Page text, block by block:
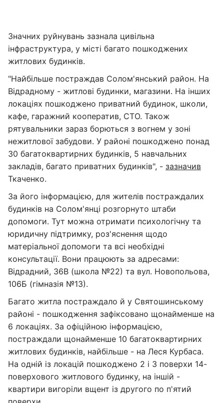
Значних руйнувань зазнала цивільна
інфраструктура, у місті багато пошкоджених
житлових будинків.
"Найбільше постраждав Солом'янський район. На
Відрадному - житлові будинки, магазини. На інших
локаціях пошкоджено приватний будинок, школи,
кафе, гаражний кооператив, СТО. Також
рятувальники зараз борються з вогнем у зоні
нежитлової забудови. У районі пошкоджено понад
30 багатоквартирних будинків, 5 навчальних
закладів, багато приватних будинків", - зазначив
Ткаченко.
За його інформацією, для жителів постраждалих
будинків на Солом'янці розгорнуто штаби
допомоги. Тут можна отримати психологічну та
юридичну підтримку, роз'яснення щодо
матеріальної допомоги та всі необхідні
консультації. Вони працюють за адресами:
Відрадний, 36В (школа №22) та вул. Новопольова,
106Б (гімназія №13).
Багато житла постраждало й у Святошинському
районі - пошкодження зафіксовано щонайменше на
6 локаціях. За офіційною інформацією,
постраждали щонайменше 10 багатоквартирних
житлових будинків, найбільше - на Леся Курбаса.
На одній із локацій пошкоджено 2 і 3 поверхи 14-
поверхового житлового будинку, на іншій -
квартири вигоріли вщент із другого по п'ятий